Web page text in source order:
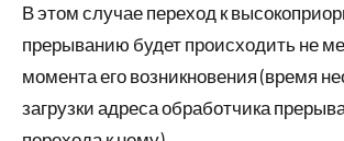
В этом случае переход к
прерыванию будет происходить не
момента его возникновения (время
загрузки адреса обработчика